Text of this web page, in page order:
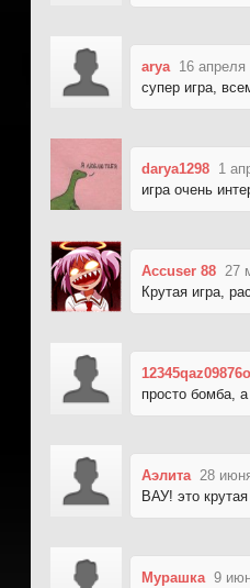
arya 16 апреля
супер игра,
darya1298 1
игра очень
Accuser 88 27
Крутая игра,
просто бомба,
Аэлита 28
ВАУ! это
Мурашка 9